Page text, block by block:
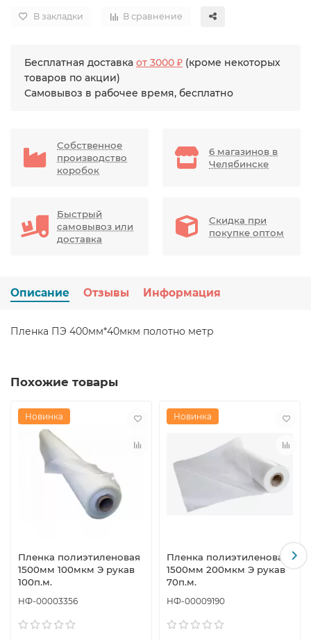
В закладки В сравнение
Бесплатная доставка от 3000 ₽ (кроме некоторых
товаров по акции)
Самовывоз в рабочее время, бесплатно
Собственное
производство
коробок
6 магазинов в
Челябинске
Быстрый
самовывоз или
доставка
Скидка при
покупке оптом
Описание Отзывы Информация
Пленка ПЭ 400мм*40мкм полотно метр
Похожие товары
Новинка
Пленка полиэтиленовая
1500мм 100мкм Э рукав
100п.м.
НФ-00003356
Новинка
Пленка полиэтиленовая
1500мм 200мкм Э рукав
70п.м.
НФ-00009190